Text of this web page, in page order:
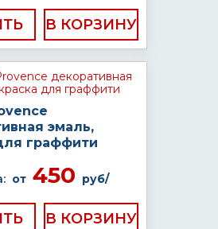
эмаль,
граффити
от450 руб/